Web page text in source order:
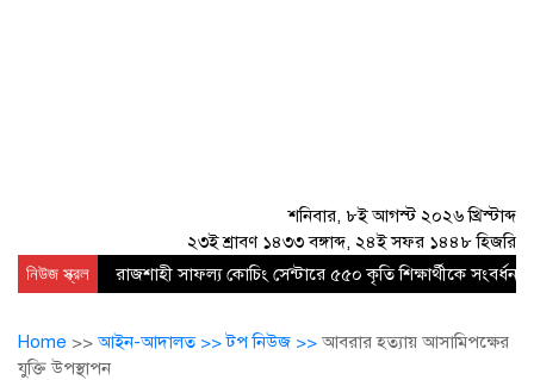
শনিবার, ৮ই আগস্ট ২০২৬ খ্রিস্টাব্দ
২৩ই শ্রাবণ ১৪৩৩ বঙ্গাব্দ, ২৪ই সফর ১৪৪৮ হিজরি
নিউজ স্ক্রল রাজশাহী সাফল্য কোচিং সেন্টারে ৫৫০ কৃতি শিক্ষার্থীকে সংবর্ধনা
Home >>আইন-আদালত >>টপ নিউজ >> আবরার হত্যায় আসামিপক্ষের
যুক্তি উপস্থাপন